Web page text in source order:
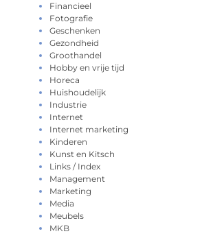
Financieel
Fotografie
Geschenken
Gezondheid
Groothandel
Hobby en vrije tijd
Horeca
Huishoudelijk
Industrie
Internet
Internet marketing
Kinderen
Kunst en Kitsch
Links / Index
Management
Marketing
Media
Meubels
MKB